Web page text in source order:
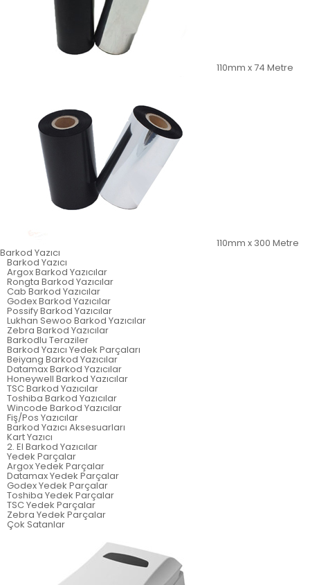
110mm x 74 Metre
110mm x 300 Metre
Barkod Yazıcı
Barkod Yazıcı
Argox Barkod Yazıcılar
Rongta Barkod Yazıcılar
Cab Barkod Yazıcılar
Godex Barkod Yazıcılar
Possify Barkod Yazıcılar
Lukhan Sewoo Barkod Yazıcılar
Zebra Barkod Yazıcılar
Barkodlu Teraziler
Barkod Yazıcı Yedek Parçaları
Beiyang Barkod Yazıcılar
Datamax Barkod Yazıcılar
Honeywell Barkod Yazıcılar
TSC Barkod Yazıcılar
Toshiba Barkod Yazıcılar
Wincode Barkod Yazıcılar
Fiş/Pos Yazıcılar
Barkod Yazıcı Aksesuarları
Kart Yazıcı
2. El Barkod Yazıcılar
Yedek Parçalar
Argox Yedek Parçalar
Datamax Yedek Parçalar
Godex Yedek Parçalar
Toshiba Yedek Parçalar
TSC Yedek Parçalar
Zebra Yedek Parçalar
Çok Satanlar